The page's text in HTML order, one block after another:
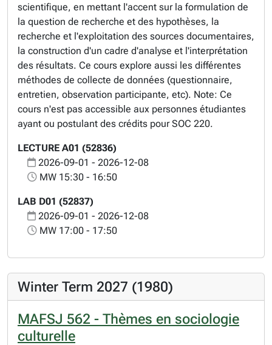
scientifique, en mettant l'accent sur la formulation de
la question de recherche et des hypothèses, la
recherche et l'exploitation des sources documentaires,
la construction d'un cadre d'analyse et l'interprétation
des résultats. Ce cours explore aussi les différentes
méthodes de collecte de données (questionnaire,
entretien, observation participante, etc). Note: Ce
cours n'est pas accessible aux personnes étudiantes
ayant ou postulant des crédits pour SOC 220.
LECTURE A01 (52836)
2026-09-01 - 2026-12-08
MW 15:30 - 16:50
LAB D01 (52837)
2026-09-01 - 2026-12-08
MW 17:00 - 17:50
Winter Term 2027 (1980)
MAFSJ 562 - Thèmes en sociologie
culturelle